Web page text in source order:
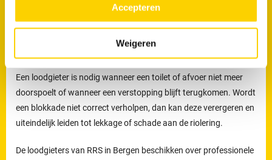
Accepteren
Weigeren
Loodgieters voor ontstopping van uw WC
of afvoer in Bergen
Wanneer is een loodgieter nodig bij een verstopte wc of afvoer?
Een loodgieter is nodig wanneer een toilet of afvoer niet meer
doorspoelt of wanneer een verstopping blijft terugkomen. Wordt
een blokkade niet correct verholpen, dan kan deze verergeren en
uiteindelijk leiden tot lekkage of schade aan de riolering.
De loodgieters van RRS in Bergen beschikken over professionele